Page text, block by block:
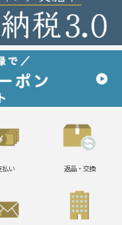
払い 返品・交換